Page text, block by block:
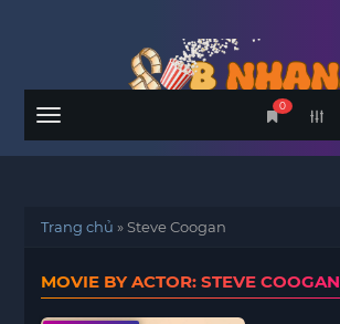
Menu
0
Trang chủ »Steve Coogan
MOVIE BY ACTOR: STEVE COOGAN